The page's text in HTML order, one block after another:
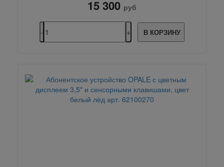
15 300 руб
В КОРЗИНУ